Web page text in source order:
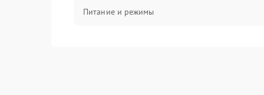
Питание и режимы